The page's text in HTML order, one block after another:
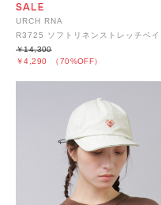
URCH RNA
￥4,290 （70%OFF）
￥14,300